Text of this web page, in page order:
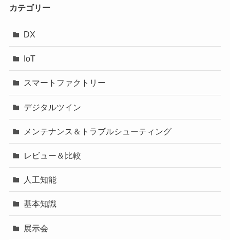
カテゴリー
DX
IoT
スマートファクトリー
デジタルツイン
メンテナンス＆トラブルシューティング
レビュー＆比較
人工知能
基本知識
展示会